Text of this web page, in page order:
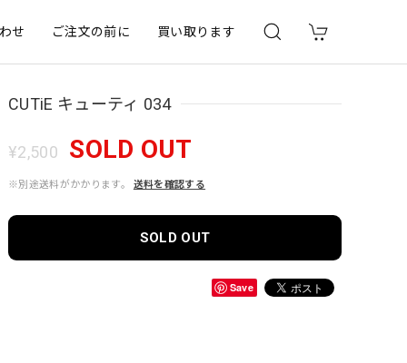
せ ご注文の前に 買い取ります
CUTiE キューティ 034
¥2,500 SOLD OUT
※別途送料がかかります。 送料を確認する
SOLD OUT
Save